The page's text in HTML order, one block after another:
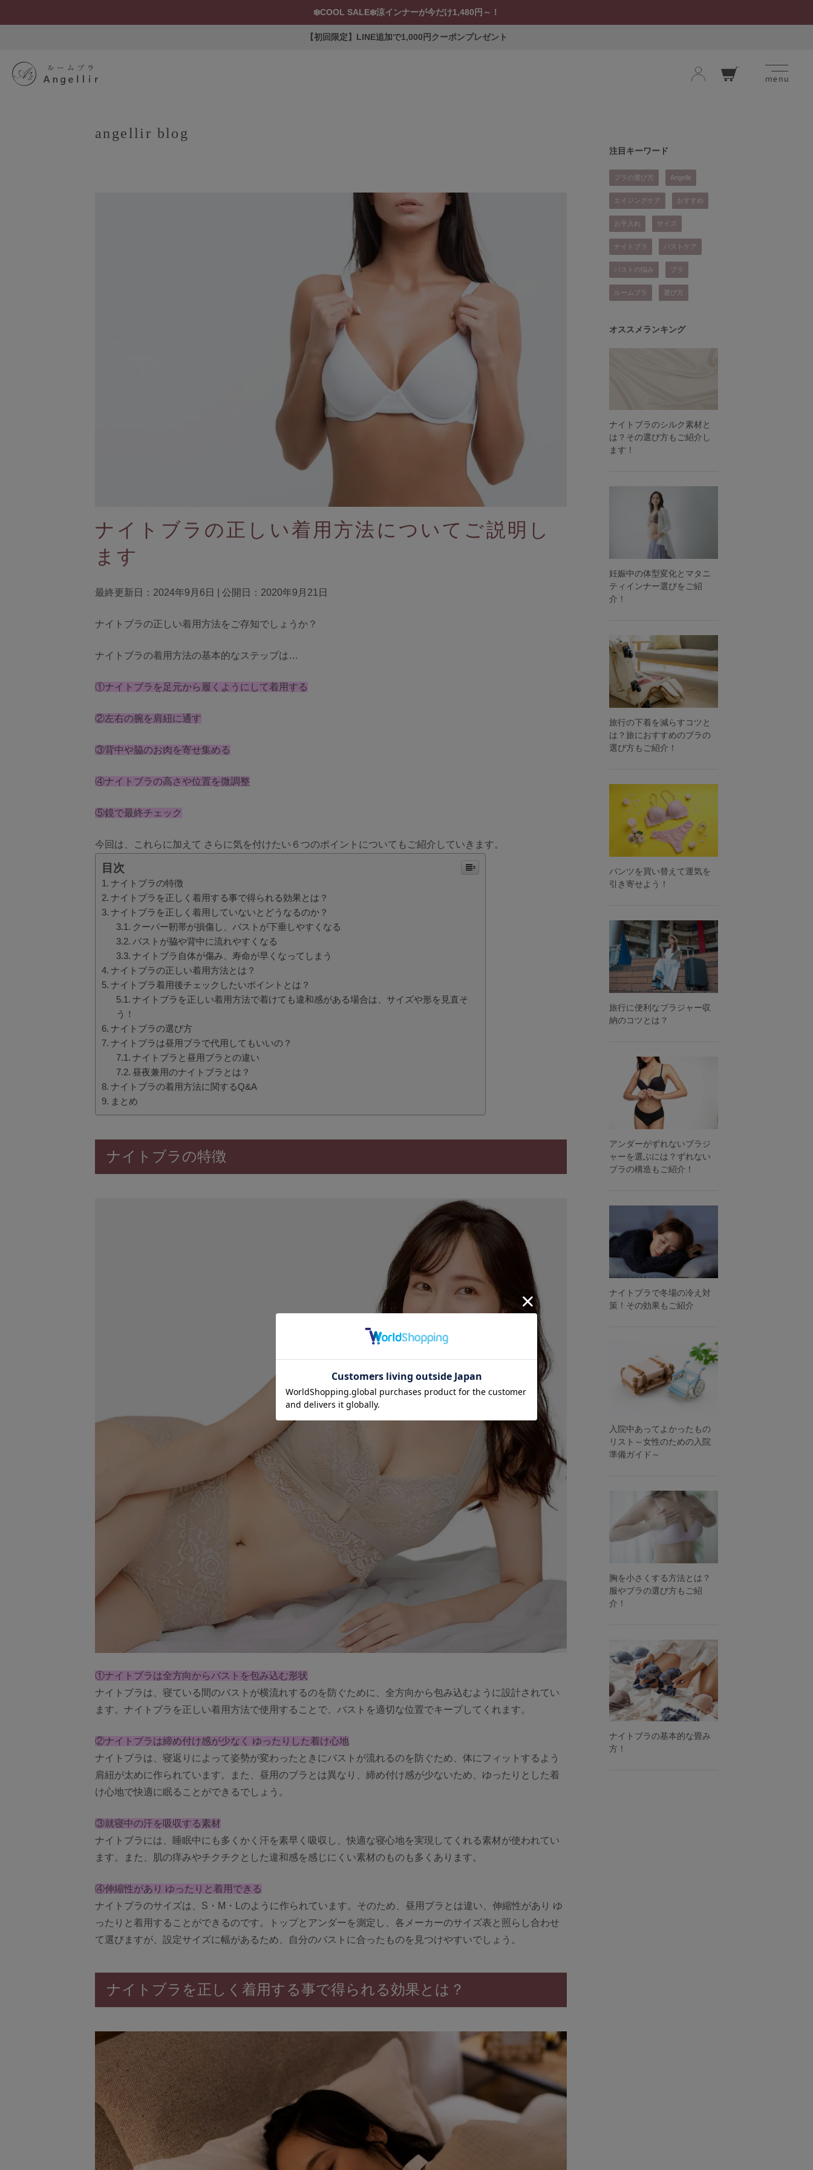
❄️COOL SALE❄️涼インナーが今だけ1,480円～！
【初回限定】LINE追加で1,000円クーポンプレゼント
menu
術後用ブラ
ランキング
おすすめ特集
BEST SELLER
COOL ITEM
サロン卸し問い合わせフォーム
よくある質問・お問い合わせ
サイズガイド
ショッピングガイド
着用方法
洗濯方法
お知らせ
angellir blog
ナイトブラの正しい着用方法についてご説明し
ます
最終更新日：2024年9月6日 | 公開日：2020年9月21日
ナイトブラの正しい着用方法をご存知でしょうか？
ナイトブラの着用方法の基本的なステップは…
①ナイトブラを足元から履くようにして着用する
②左右の腕を肩紐に通す
③背中や脇のお肉を寄せ集める
④ナイトブラの高さや位置を微調整
⑤鏡で最終チェック
今回は、これらに加えて さらに気を付けたい６つのポイントについてもご紹介していきます。
目次
ナイトブラの特徴
ナイトブラを正しく着用する事で得られる効果とは？
ナイトブラを正しく着用していないとどうなるのか？
クーパー靭帯が損傷し、バストが下垂しやすくなる
バストが脇や背中に流れやすくなる
ナイトブラ自体が傷み、寿命が早くなってしまう
ナイトブラの正しい着用方法とは？
ナイトブラ着用後チェックしたいポイントとは？
ナイトブラを正しい着用方法で着けても違和感がある場合は、サイズや形を見直そ
う！
ナイトブラの選び方
ナイトブラは昼用ブラで代用してもいいの？
ナイトブラと昼用ブラとの違い
昼夜兼用のナイトブラとは？
ナイトブラの着用方法に関するQ&A
まとめ
ナイトブラの特徴
①ナイトブラは全方向からバストを包み込む形状
ナイトブラは、寝ている間のバストが横流れするのを防ぐために、全方向から包み込むように設計されてい
ます。ナイトブラを正しい着用方法で使用することで、バストを適切な位置でキープしてくれます。
②ナイトブラは締め付け感が少なく ゆったりした着け心地
ナイトブラは、寝返りによって姿勢が変わったときにバストが流れるのを防ぐため、体にフィットするよう
肩紐が太めに作られています。また、昼用のブラとは異なり、締め付け感が少ないため、ゆったりとした着
け心地で快適に眠ることができるでしょう。
③就寝中の汗を吸収する素材
ナイトブラには、睡眠中にも多くかく汗を素早く吸収し、快適な寝心地を実現してくれる素材が使われてい
ます。また、肌の痒みやチクチクとした違和感を感じにくい素材のものも多くあります。
④伸縮性があり ゆったりと着用できる
ナイトブラのサイズは、S・M・Lのように作られています。そのため、昼用ブラとは違い、伸縮性があり ゆ
ったりと着用することができるのです。トップとアンダーを測定し、各メーカーのサイズ表と照らし合わせ
て選びますが、設定サイズに幅があるため、自分のバストに合ったものを見つけやすいでしょう。
ナイトブラを正しく着用する事で得られる効果とは？
注目キーワード
ブラの選び方 Angellir
エイジングケア おすすめ
お手入れ サイズ
ナイトブラ バストケア
バストの悩み ブラ
ルームブラ 選び方
オススメランキング
ナイトブラのシルク素材と
は？その選び方もご紹介し
ます！
妊娠中の体型変化とマタニ
ティインナー選びをご紹
介！
旅行の下着を減らすコツと
は？旅におすすめのブラの
選び方もご紹介！
パンツを買い替えて運気を
引き寄せよう！
旅行に便利なブラジャー収
納のコツとは？
アンダーがずれないブラジ
ャーを選ぶには？ずれない
ブラの構造もご紹介！
ナイトブラで冬場の冷え対
策！その効果もご紹介
入院中あってよかったもの
リスト～女性のための入院
準備ガイド～
胸を小さくする方法とは？
服やブラの選び方もご紹
介！
ナイトブラの基本的な畳み
方！